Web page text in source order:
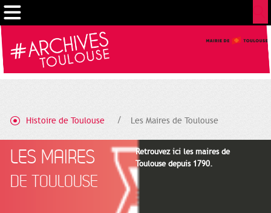
Histoire de Toulouse Les Maires de Toulouse
LES MAIRES
DE TOULOUSE
Retrouvez ici les maires de
Toulouse depuis 1790.
Gestion de vos préférences sur les cookies